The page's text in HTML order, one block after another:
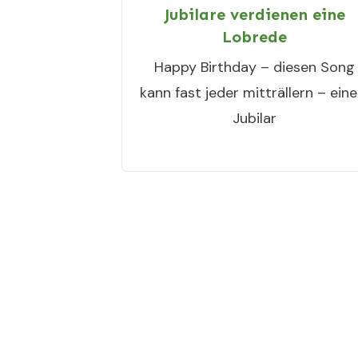
Jubilare verdienen eine
Lobrede
Happy Birthday – diesen Song
kann fast jeder mitträllern –
Jubilar